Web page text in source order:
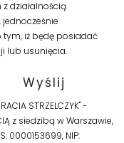
z działalnością
tym, iż będę posiadać
lub usunięcia.
STRZELCZYK" -
z siedzibą w Warszawie,
0000153699, NIP: